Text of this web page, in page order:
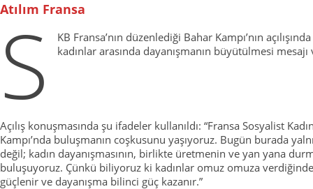
Atılım Fransa
S
KB Fransa’nın düzenlediği Bahar Kampı’nın
kadınlar arasında dayanışmanın büyütülmesi
Açılış konuşmasında şu ifadeler kullanıldı: “Fransa Sosyalist
Kampı’nda buluşmanın coşkusunu yaşıyoruz. Bugün burada
değil; kadın dayanışmasının, birlikte üretmenin ve yan yana
buluşuyoruz. Çünkü biliyoruz ki kadınlar omuz omuza
güçlenir ve dayanışma bilinci güç kazanır.”